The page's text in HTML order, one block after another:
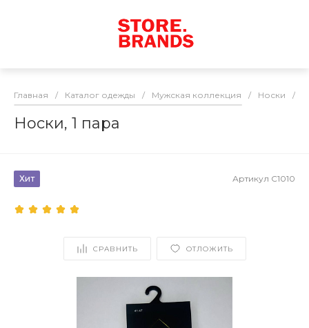
Главная / Каталог одежды / Мужская коллекция / Носки /
Носки, 1 пара
Хит Артикул C1010
СРАВНИТЬ ОТЛОЖИТЬ